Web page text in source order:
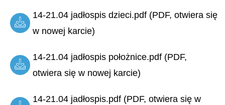
14-21.04 jadłospis dzieci.pdf (PDF, otwiera się
w nowej karcie)
14-21.04 jadłospis położnice.pdf (PDF,
otwiera się w nowej karcie)
14-21.04 jadłospis.pdf (PDF, otwiera się w